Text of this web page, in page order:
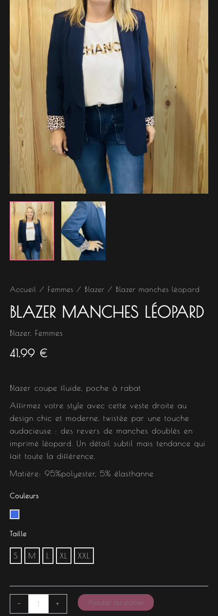
Accueil / Femmes / Blazer / Blazer manches léopard
BLAZER MANCHES LÉOPARD
Blazer, Femmes
41.99 €
Blazer coupe fluide, poche à rabat
Affirmez votre style avec cette veste droite au
design chic et moderne, twistée par une touche
audacieuse : des revers de manches doublés en
imprimé léopard. Un détail subtil mais tendance qui
fait toute la différence.
Matière: 95%polyester, 5% élasthanne
Couleurs
Taille
S M XL XXL
- + Ajouter au panier